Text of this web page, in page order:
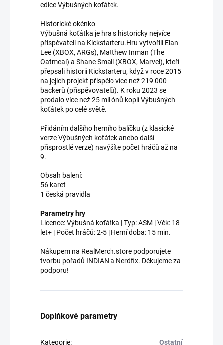
edice Výbušných koťátek.
Historické okénko
Výbušná koťátka je hra s historicky nejvíce
přispěvateli na Kickstarteru.Hru vytvořili Elan
Lee (XBOX, ARGs), Matthew Inman (The
Oatmeal) a Shane Small (XBOX, Marvel), kteří
přepsali historii Kickstarteru, když v roce 2015
na jejich projekt přispělo více než 219 000
backerů (přispěvovatelů). K roku 2023 se
prodalo více než 25 miliónů kopií Výbušných
koťátek po celé světě.
Přidáním dalšího herního balíčku (z klasické
verze Výbušných koťátek anebo další
přisprostlé verze) navýšíte počet hráčů až na
9.
Obsah balení:
56 karet
1 česká pravidla
Parametry hry
Licence: Výbušná koťátka | Typ: ASM | Věk: 18
let+ | Počet hráčů: 2-5 | Herní doba: 15 min.
Nákupem na RealMerch.store podporujete
tvorbu pořadů INDIAN a Nerdfix. Děkujeme za
podporu!
Doplňkové parametry
Kategorie: Ostatní